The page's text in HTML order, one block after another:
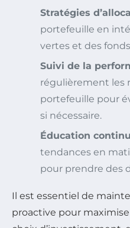
Stratégies
portefeuille en
vertes et des
Suivi de la
régulièrement les
portefeuille pour
si nécessaire.
Éducation
tendances en
pour prendre des
Il est essentiel de
proactive pour